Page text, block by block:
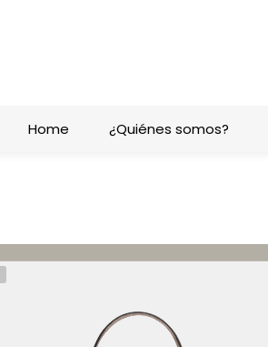
Home ¿Quiénes somos?